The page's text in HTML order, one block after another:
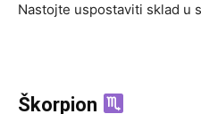
Nastojte uspostaviti sklad u
Škorpion